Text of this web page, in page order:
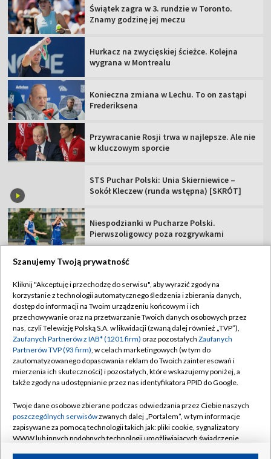
Świątek zagra w 3. rundzie w Toronto.
Znamy godzinę jej meczu
Hurkacz na zwycięskiej ścieżce. Kolejna
wygrana w Montrealu
Konieczna zmiana w Lechu. To on zastąpi
Frederiksena
Przywracanie Rosji trwa w najlepsze. Ale nie
w kluczowym sporcie
STS Puchar Polski: Unia Skierniewice –
Sokół Kleczew (runda wstępna) [SKRÓT]
Niespodzianki w Pucharze Polski.
Pierwszoligowcy poza rozgrywkami
TVP
Abonament TVP
Sklep TVP
Biuro Reklamy
Oferta Handlowa
Emisja w TVP
Rada Programowa
Ogłoszenia przetargowe
Regulamin TVP
Polityka prywatności
Moje zgody
Biuro reklamy
Kanały
Szanujemy Twoją prywatność
Kliknij "Akceptuję i przechodzę do serwisu", aby wyrazić zgody na
korzystanie z technologii automatycznego śledzenia i zbierania danych,
dostęp do informacji na Twoim urządzeniu końcowym i ich
przechowywanie oraz na przetwarzanie Twoich danych osobowych przez
nas, czyli Telewizję Polską S.A. w likwidacji (zwaną dalej również „TVP”),
Zaufanych Partnerów z IAB* (1201 firm) oraz pozostałych Zaufanych
Partnerów TVP (93 firm), w celach marketingowych (w tym do
zautomatyzowanego dopasowania reklam do Twoich zainteresowań i
mierzenia ich skuteczności) i pozostałych, które wskazujemy poniżej, a
także zgody na udostępnianie przez nas identyfikatora PPID do Google.
Twoje dane osobowe zbierane podczas odwiedzania przez Ciebie naszych
poszczególnych serwisówzwanych dalej „Portalem”, w tym informacje
zapisywane za pomocą technologii takich jak: pliki cookie, sygnalizatory
WWW lub innych podobnych technologii umożliwiających świadczenie